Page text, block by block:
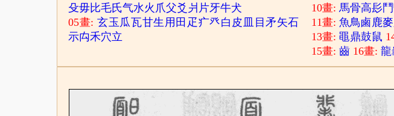
殳毋比毛氏气水火 爪父爻 爿 片牙牛犬
05畫:玄玉 瓜瓦甘生 用 田 疋疒癶白 皮 目矛矢石
示禸禾穴立
10畫:馬骨高髟 鬥
11畫:魚鳥鹵鹿麥
13畫:黽鼎鼓鼠
15畫:齒 16畫:龍